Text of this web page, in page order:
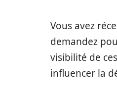
Vous avez
demandez
visibilité de
influencer la